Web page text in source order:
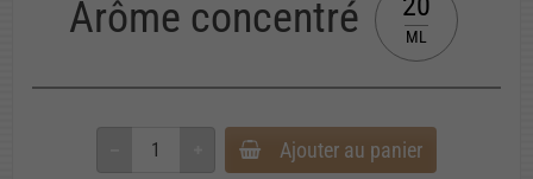
Arôme concentré ML
Ajouter au panier